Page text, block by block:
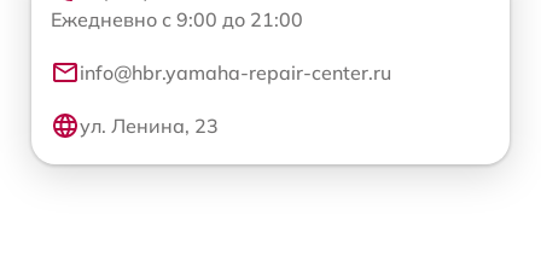
Ежедневно с 9:00 до 21:00
info@hbr.yamaha-repair-center.ru
ул. Ленина, 23